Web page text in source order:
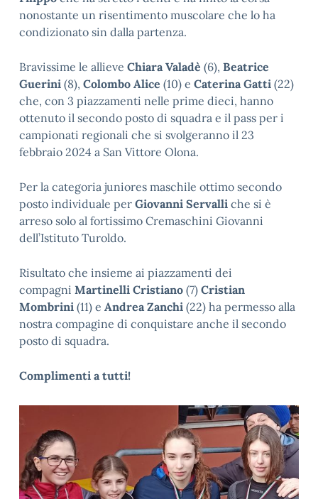
nonostante un risentimento muscolare che lo ha
condizionato sin dalla partenza.
Bravissime le allieve Chiara Valadè (6), Beatrice
Guerini (8), Colombo Alice (10) e Caterina Gatti (22)
che, con 3 piazzamenti nelle prime dieci, hanno
ottenuto il secondo posto di squadra e il pass per i
campionati regionali che si svolgeranno il 23
febbraio 2024 a San Vittore Olona.
Per la categoria juniores maschile ottimo secondo
posto individuale per Giovanni Servalli che si è
arreso solo al fortissimo Cremaschini Giovanni
dell’Istituto Turoldo.
Risultato che insieme ai piazzamenti dei
compagni Martinelli Cristiano (7) Cristian
Mombrini (11) e Andrea Zanchi (22) ha permesso alla
nostra compagine di conquistare anche il secondo
posto di squadra.
Complimenti a tutti!